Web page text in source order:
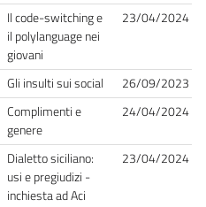
Il code-switching e
il polylanguage nei
giovani
23/04/2024
Gli insulti sui social
26/09/2023
Complimenti e
genere
24/04/2024
Dialetto siciliano:
usi e pregiudizi -
inchiesta ad Aci
23/04/2024